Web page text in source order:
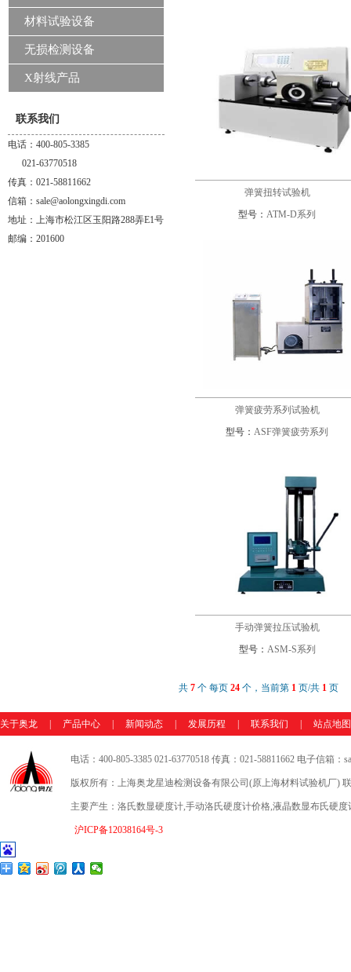
材料试验设备
无损检测设备
X射线产品
联系我们
电话：400-805-3385
021-63770518
传真：021-58811662
信箱：sale@aolongxingdi.com
地址：上海市松江区玉阳路288弄E1号
邮编：201600
弹簧扭转试验机
型号：ATM-D系列
弹簧疲劳系列试验机
型号：ASF弹簧疲劳系列
手动弹簧拉压试验机
型号： ASM-S系列
共 7 个 每页 24 个，当前第 1 页/共 1 页
关于奥龙 产品中心 新闻动态 发展历程 联系我们 站点地图
电话：400-805-3385 021-63770518 传真：021-58811662 电子信箱：
版权所有：上海奥龙星迪检测设备有限公司(原上海材料试验机厂)
主要产生：洛氏数显硬度计,手动洛氏硬度计价格,液晶数显布氏硬
沪ICP备12038164号-3